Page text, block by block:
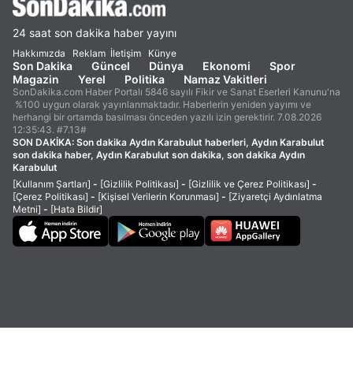
24 saat son dakika haber yayını
Hakkımızda Reklam İletişim Künye
Son Dakika Güncel Dünya Ekonomi
Spor
Magazin
Yerel Politika Namaz Vakitleri
SonDakika.com Haber Portalı 5846 sayılı Fikir ve Sanat Eserleri Kanunu'na
%100 uygun olarak yayınlanmaktadır. Haberlerin yeniden yayımı ve
herhangi bir ortamda basılması önceden yazılı izin gerektirir. 7.08.2026
12:35:43. #7.13#
SON DAKİKA: Son dakika Aydın Karabulut haberleri, Aydın Karabulut
son dakika haber, Aydın Karabulut son dakika, son dakika Aydın
Karabulut
[Kullanım Şartları] - [Gizlilik Politikası] - [Gizlilik ve Çerez Politikası] -
[Çerez Politikası] - [Kişisel Verilerin Korunması] - [Ziyaretçi Aydınlatma
Metni] - [Hata Bildir]